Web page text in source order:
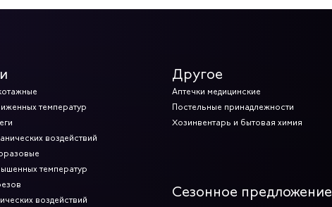
температур
воздействий
температур
воздействий
Другое
Аптечки медицинские
Постельные принадлежности
Хозинвентарь и бытовая химия
Сезонное предложение